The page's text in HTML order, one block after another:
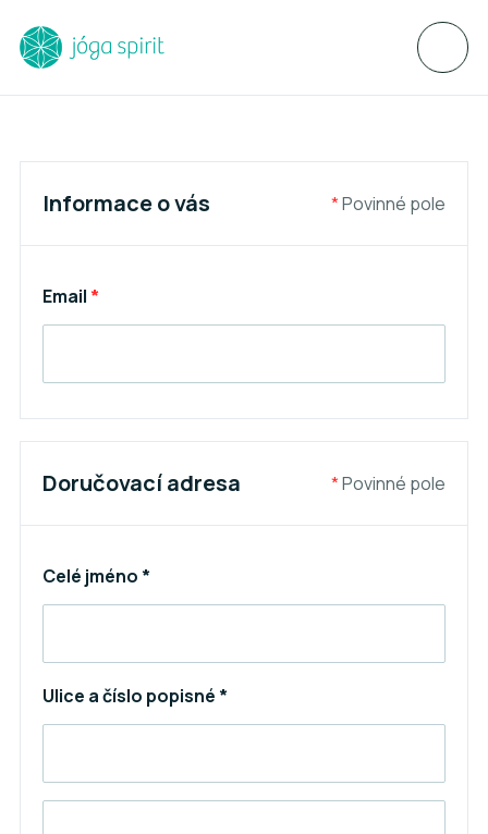
Informace o vás *Povinné pole
Email *
Doručovací adresa *Povinné pole
Celé jméno *
Ulice a číslo popisné *